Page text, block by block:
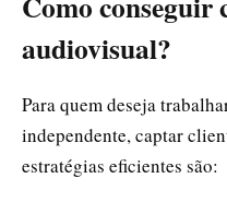
audiovisual?
Para quem deseja
independente, captar
estratégias eficientes são: